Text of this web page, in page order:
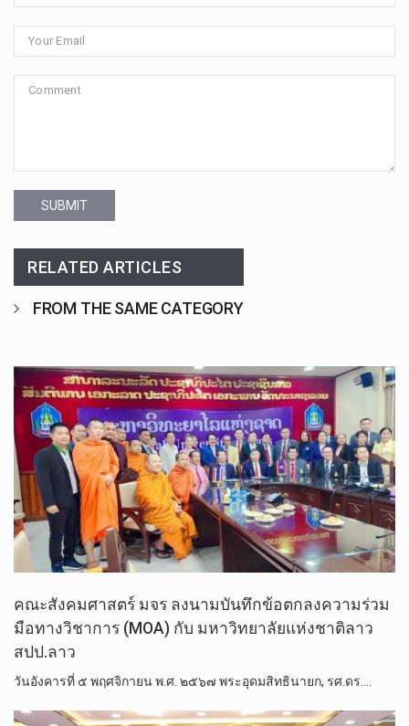
SUBMIT
RELATED ARTICLES
FROM THE SAME CATEGORY
คณะสังคมศาสตร์ มจร ลงนามบันทึกข้อตกลงความร่วม
มือทางวิชาการ (MOA)​ กับ มหาวิทยาลัยแห่งชาติลาว
สปป.ลาว
วันอังคารที่ ๕ พฤศจิกายน พ.ศ. ๒๕๖๗ พระ​อุดม​สิทธิ​นายก, รศ.ดร.​…